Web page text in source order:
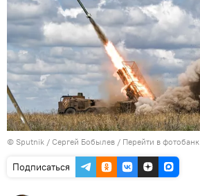
© Sputnik / Сергей Бобылев / Перейти в фотобанк
Подписаться